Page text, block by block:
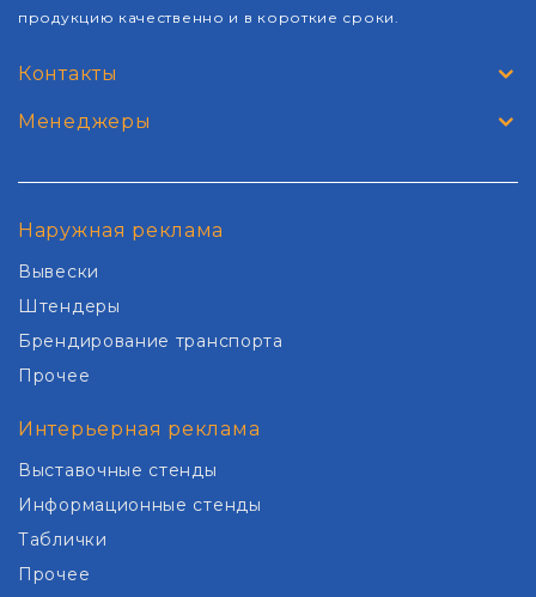
Наружная реклама
Вывески
Штендеры
Брендирование транспорта
Прочее
Интерьерная реклама
Выставочные стенды
Информационные стенды
Таблички
Прочее
продукцию качественно и в короткие сроки.
Контакты
Менеджеры